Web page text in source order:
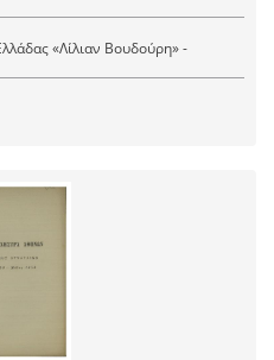
Ανδρέας, Βολωνίνης
«Λίλιαν Βουδούρη» -